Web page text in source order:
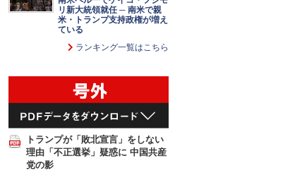
リ新大統領就任 ─ 南米で親
米・トランプ支持政権が増え
ている
ランキング一覧はこちら
トランプが「敗北宣言」をしない
理由「不正選挙」疑惑に 中国共産
党の影